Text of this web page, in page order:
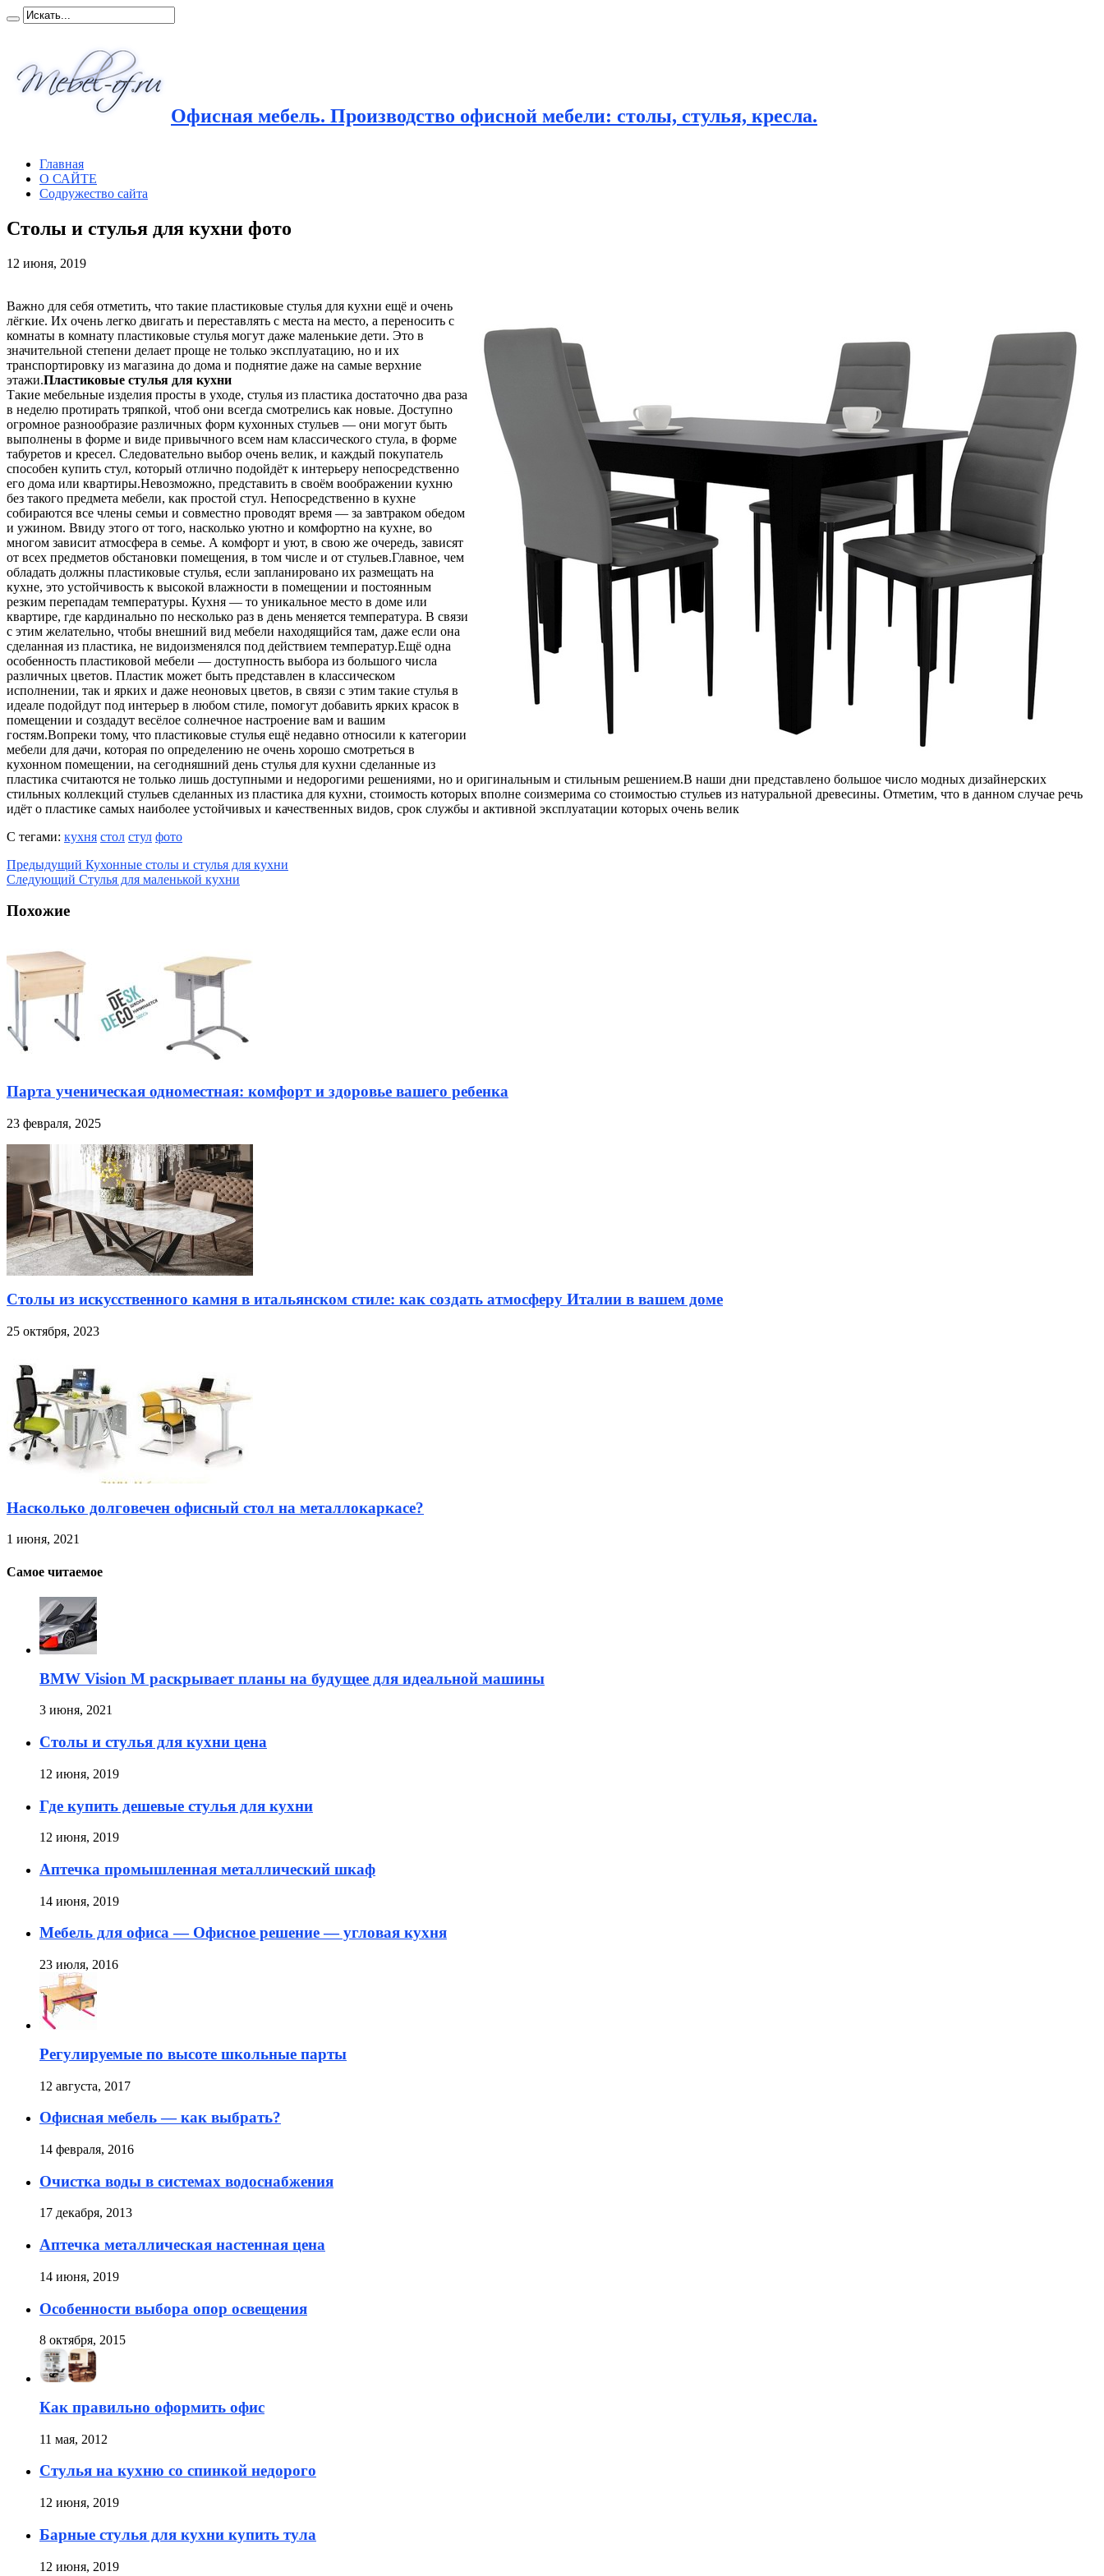
Офисная мебель. Производство офисной мебели: столы, стулья, кресла.
Главная
О САЙТЕ
Содружество сайта
Столы и стулья для кухни фото
12 июня, 2019
Важно для себя отметить, что такие пластиковые стулья для кухни ещё и очень
лёгкие. Их очень легко двигать и переставлять с места на место, а переносить с
комнаты в комнату пластиковые стулья могут даже маленькие дети. Это в
значительной степени делает проще не только эксплуатацию, но и их
транспортировку из магазина до дома и поднятие даже на самые верхние
этажи.Пластиковые стулья для кухни
Такие мебельные изделия просты в уходе, стулья из пластика достаточно два раза
в неделю протирать тряпкой, чтоб они всегда смотрелись как новые. Доступно
огромное разнообразие различных форм кухонных стульев — они могут быть
выполнены в форме и виде привычного всем нам классического стула, в форме
табуретов и кресел. Следовательно выбор очень велик, и каждый покупатель
способен купить стул, который отлично подойдёт к интерьеру непосредственно
его дома или квартиры.Невозможно, представить в своём воображении кухню
без такого предмета мебели, как простой стул. Непосредственно в кухне
собираются все члены семьи и совместно проводят время — за завтраком обедом
и ужином. Ввиду этого от того, насколько уютно и комфортно на кухне, во
многом зависит атмосфера в семье. А комфорт и уют, в свою же очередь, зависят
от всех предметов обстановки помещения, в том числе и от стульев.Главное, чем
обладать должны пластиковые стулья, если запланировано их размещать на
кухне, это устойчивость к высокой влажности в помещении и постоянным
резким перепадам температуры. Кухня — то уникальное место в доме или
квартире, где кардинально по несколько раз в день меняется температура. В связи
с этим желательно, чтобы внешний вид мебели находящийся там, даже если она
сделанная из пластика, не видоизменялся под действием температур.Ещё одна
особенность пластиковой мебели — доступность выбора из большого числа
различных цветов. Пластик может быть представлен в классическом
исполнении, так и ярких и даже неоновых цветов, в связи с этим такие стулья в
идеале подойдут под интерьер в любом стиле, помогут добавить ярких красок в
помещении и создадут весёлое солнечное настроение вам и вашим
гостям.Вопреки тому, что пластиковые стулья ещё недавно относили к категории
мебели для дачи, которая по определению не очень хорошо смотреться в
кухонном помещении, на сегодняшний день стулья для кухни сделанные из
пластика считаются не только лишь доступными и недорогими решениями, но и оригинальным и стильным решением.В наши дни представлено большое число модных дизайнерских
стильных коллекций стульев сделанных из пластика для кухни, стоимость которых вполне соизмерима со стоимостью стульев из натуральной древесины. Отметим, что в данном случае речь
идёт о пластике самых наиболее устойчивых и качественных видов, срок службы и активной эксплуатации которых очень велик
С тегами: кухня стол стул фото
Предыдущий Кухонные столы и стулья для кухни
Следующий Стулья для маленькой кухни
Похожие
Парта ученическая одноместная: комфорт и здоровье вашего ребенка
23 февраля, 2025
Столы из искусственного камня в итальянском стиле: как создать атмосферу Италии в вашем доме
25 октября, 2023
Насколько долговечен офисный стол на металлокаркасе?
1 июня, 2021
Самое читаемое
BMW Vision M раскрывает планы на будущее для идеальной машины
3 июня, 2021
Столы и стулья для кухни цена
12 июня, 2019
Где купить дешевые стулья для кухни
12 июня, 2019
Аптечка промышленная металлический шкаф
14 июня, 2019
Мебель для офиса — Офисное решение — угловая кухня
23 июля, 2016
Регулируемые по высоте школьные парты
12 августа, 2017
Офисная мебель — как выбрать?
14 февраля, 2016
Очистка воды в системах водоснабжения
17 декабря, 2013
Аптечка металлическая настенная цена
14 июня, 2019
Особенности выбора опор освещения
8 октября, 2015
Как правильно оформить офис
11 мая, 2012
Стулья на кухню со спинкой недорого
12 июня, 2019
Барные стулья для кухни купить тула
12 июня, 2019